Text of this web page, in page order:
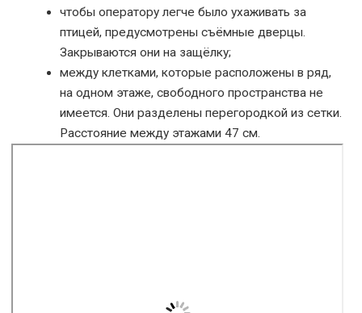
чтобы оператору легче было ухаживать за
птицей, предусмотрены съёмные дверцы.
Закрываются они на защёлку;
между клетками, которые расположены в ряд,
на одном этаже, свободного пространства не
имеется. Они разделены перегородкой из сетки.
Расстояние между этажами 47 см.